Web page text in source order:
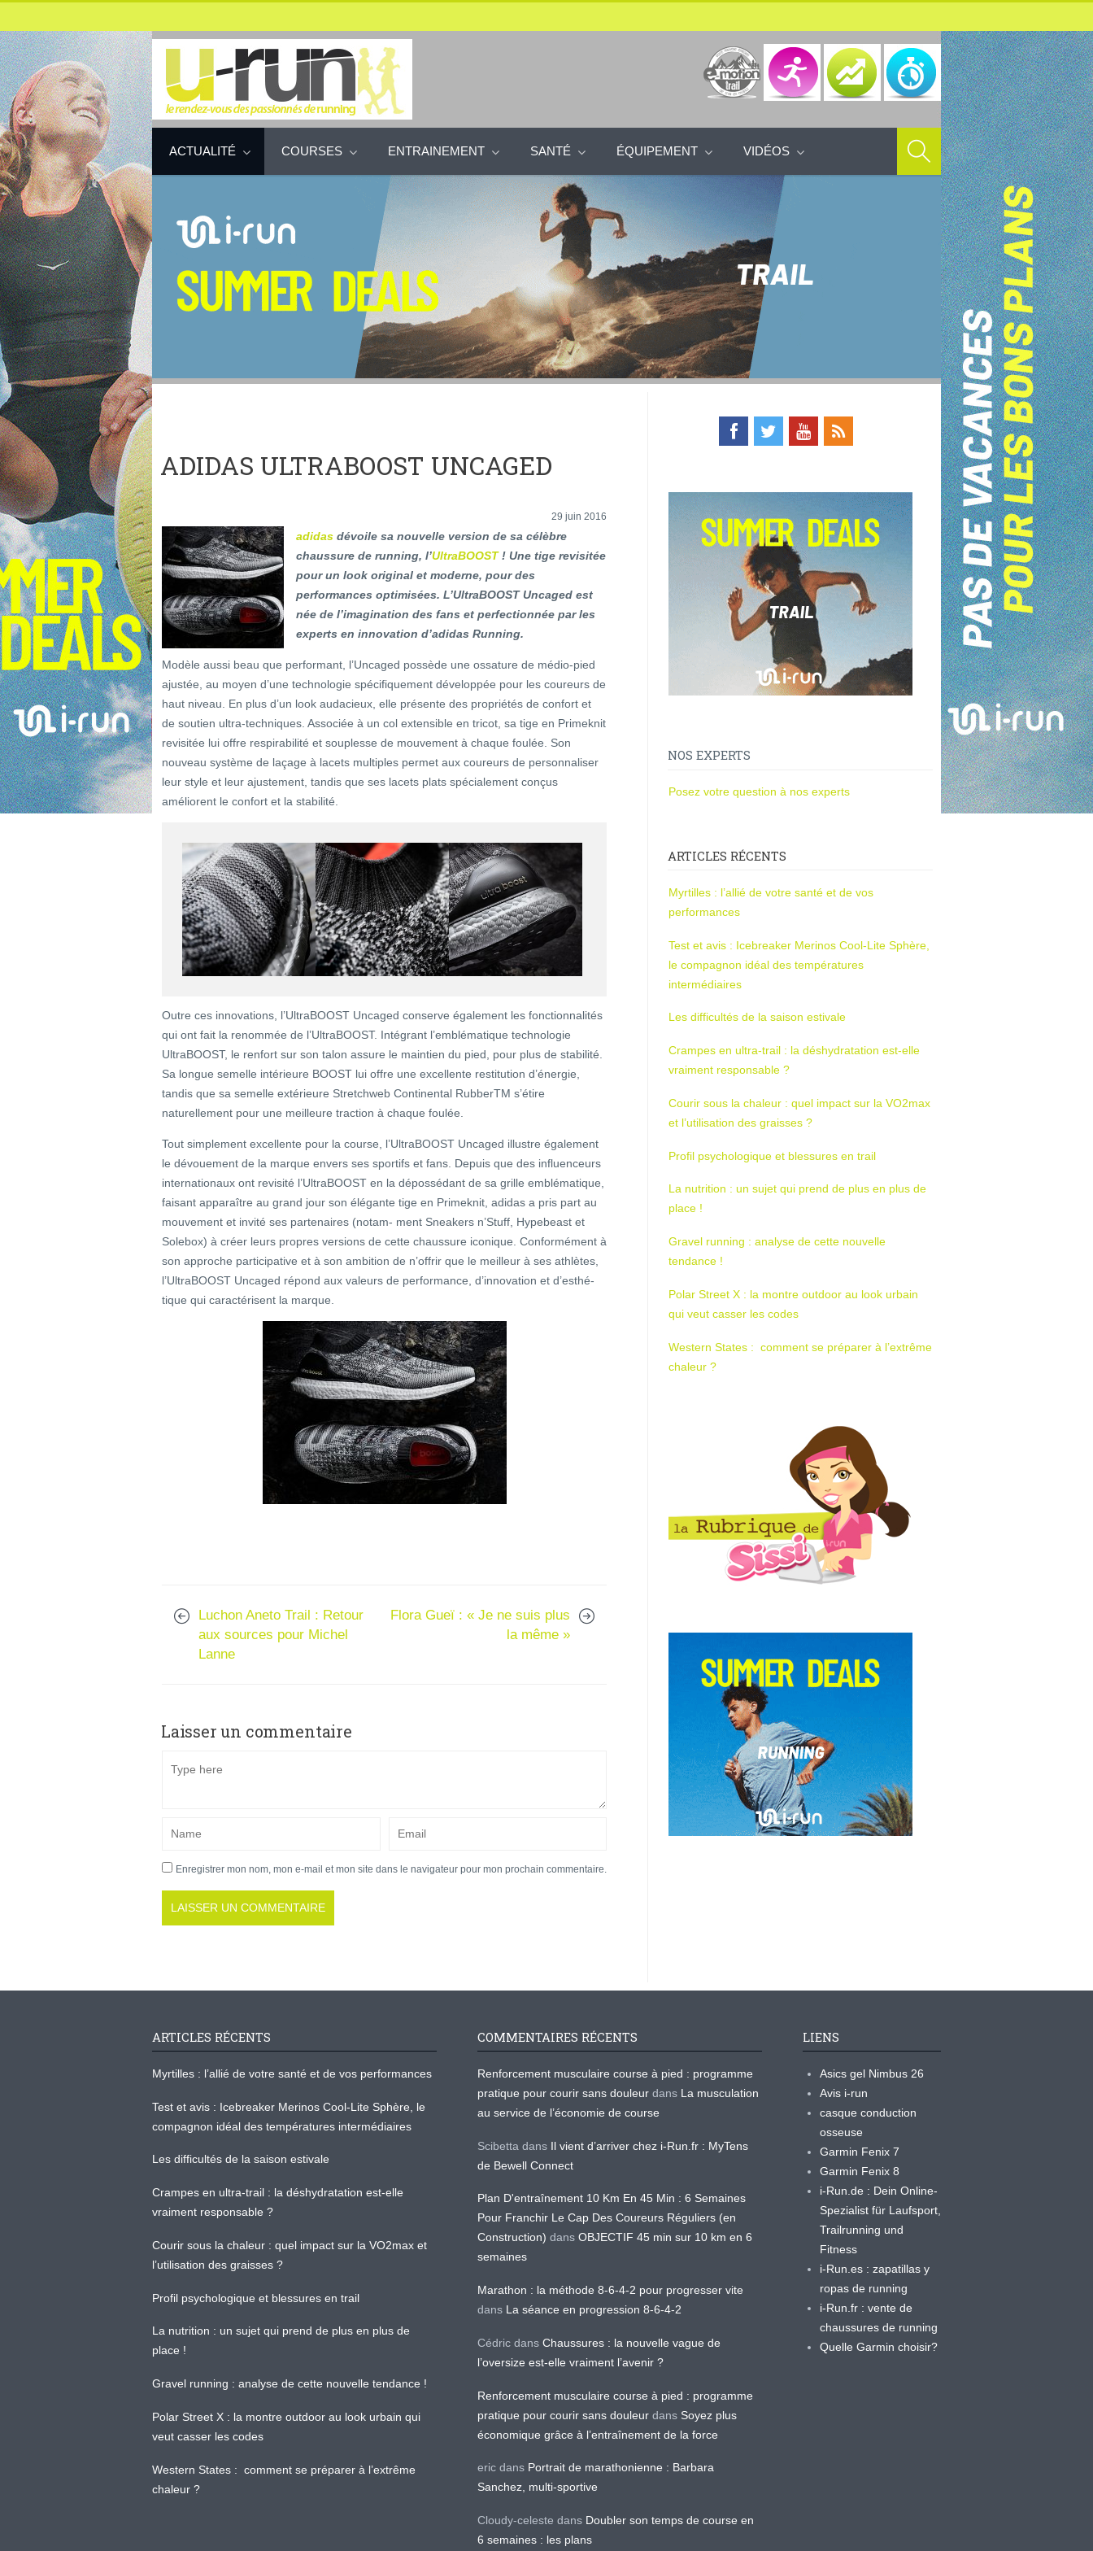
ACTUALITÉ COURSES ENTRAINEMENT SANTÉ ÉQUIPEMENT VIDÉOS
ADIDAS ULTRABOOST UNCAGED
29 juin 2016
adidas dévoile sa nouvelle version de sa célèbre
chaussure de running, l’UltraBOOST! Une tige revisitée
pour un look original et moderne, pour des
performances optimisées. L’UltraBOOST Uncaged est
née de l’imagination des fans et perfectionnée par les
experts en innovation d’adidas Running.
Modèle aussi beau que performant, l’Uncaged possède une ossature de médio-pied
ajustée, au moyen d’une technologie spécifiquement développée pour les coureurs de
haut niveau. En plus d’un look audacieux, elle présente des propriétés de confort et
de soutien ultra-techniques. Associée à un col extensible en tricot, sa tige en Primeknit
revisitée lui offre respirabilité et souplesse de mouvement à chaque foulée. Son
nouveau système de laçage à lacets multiples permet aux coureurs de personnaliser
leur style et leur ajustement, tandis que ses lacets plats spécialement conçus
améliorent le confort et la stabilité.
Outre ces innovations, l’UltraBOOST Uncaged conserve également les fonctionnalités
qui ont fait la renommée de l’UltraBOOST. Intégrant l’emblématique technologie
UltraBOOST, le renfort sur son talon assure le maintien du pied, pour plus de stabilité.
Sa longue semelle intérieure BOOST lui offre une excellente restitution d’énergie,
tandis que sa semelle extérieure Stretchweb Continental RubberTM s’étire
naturellement pour une meilleure traction à chaque foulée.
Tout simplement excellente pour la course, l’UltraBOOST Uncaged illustre également
le dévouement de la marque envers ses sportifs et fans. Depuis que des influenceurs
internationaux ont revisité l’UltraBOOST en la dépossédant de sa grille emblématique,
faisant apparaître au grand jour son élégante tige en Primeknit, adidas a pris part au
mouvement et invité ses partenaires (notam- ment Sneakers n’Stuff, Hypebeast et
Solebox) à créer leurs propres versions de cette chaussure iconique. Conformément à
son approche participative et à son ambition de n’offrir que le meilleur à ses athlètes,
l’UltraBOOST Uncaged répond aux valeurs de performance, d’innovation et d’esthé-
tique qui caractérisent la marque.
Luchon Aneto Trail : Retour
aux sources pour Michel
Lanne
Flora Gueï : « Je ne suis plus
la même »
Laisser un commentaire
Enregistrer mon nom, mon e-mail et mon site dans le navigateur pour mon prochain commentaire.
NOS EXPERTS
Posez votre question à nos experts
ARTICLES RÉCENTS
Myrtilles : l’allié de votre santé et de vos
performances
Test et avis : Icebreaker Merinos Cool-Lite Sphère,
le compagnon idéal des températures
intermédiaires
Les difficultés de la saison estivale
Crampes en ultra-trail : la déshydratation est-elle
vraiment responsable ?
Courir sous la chaleur : quel impact sur la VO2max
et l’utilisation des graisses ?
Profil psychologique et blessures en trail
La nutrition : un sujet qui prend de plus en plus de
place !
Gravel running : analyse de cette nouvelle
tendance !
Polar Street X : la montre outdoor au look urbain
qui veut casser les codes
Western States : comment se préparer à l’extrême
chaleur ?
ARTICLES RÉCENTS
Myrtilles : l’allié de votre santé et de vos performances
Test et avis : Icebreaker Merinos Cool-Lite Sphère, le
compagnon idéal des températures intermédiaires
Les difficultés de la saison estivale
Crampes en ultra-trail : la déshydratation est-elle
vraiment responsable ?
Courir sous la chaleur : quel impact sur la VO2max et
l’utilisation des graisses ?
Profil psychologique et blessures en trail
La nutrition : un sujet qui prend de plus en plus de
place !
Gravel running : analyse de cette nouvelle tendance !
Polar Street X : la montre outdoor au look urbain qui
veut casser les codes
Western States : comment se préparer à l’extrême
chaleur ?
COMMENTAIRES RÉCENTS
Renforcement musculaire course à pied : programme
pratique pour courir sans douleur dans La musculation
au service de l’économie de course
Scibetta dans Il vient d’arriver chez i-Run.fr : MyTens
de Bewell Connect
Plan D'entraînement 10 Km En 45 Min : 6 Semaines
Pour Franchir Le Cap Des Coureurs Réguliers (en
Construction) dans OBJECTIF 45 min sur 10 km en 6
semaines
Marathon : la méthode 8-6-4-2 pour progresser vite
dans La séance en progression 8-6-4-2
Cédric dans Chaussures : la nouvelle vague de
l’oversize est-elle vraiment l’avenir ?
Renforcement musculaire course à pied : programme
pratique pour courir sans douleur dans Soyez plus
économique grâce à l’entraînement de la force
eric dans Portrait de marathonienne : Barbara
Sanchez, multi-sportive
Cloudy-celeste dans Doubler son temps de course en
6 semaines : les plans
LIENS
Asics gel Nimbus 26
Avis i-run
casque conduction
osseuse
Garmin Fenix 7
Garmin Fenix 8
i-Run.de : Dein Online-
Spezialist für Laufsport,
Trailrunning und
Fitness
i-Run.es : zapatillas y
ropas de running
i-Run.fr : vente de
chaussures de running
Quelle Garmin choisir?